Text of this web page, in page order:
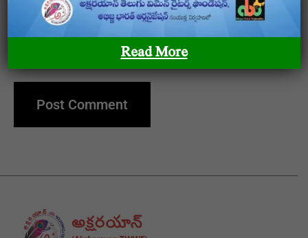
Save my name, email, and website in this browser
for the next time I comment.
Read More